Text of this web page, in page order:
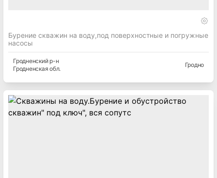
Бурение скважин на воду,под поверхностные и погружные
насосы
Гродненскийр-н
Гродненская обл.
Гродно